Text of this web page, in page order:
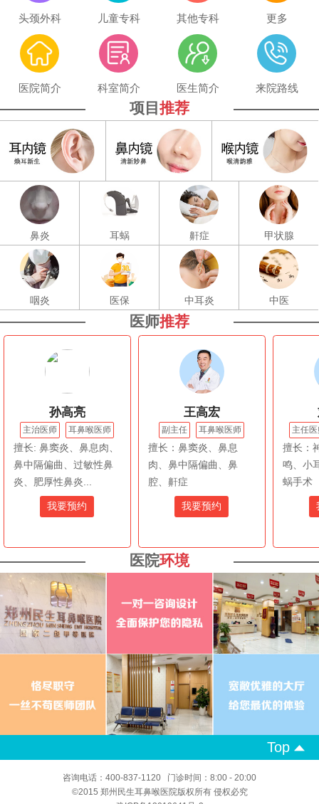
头颈外科 儿童专科 其他专科 更多
医院简介 科室简介 医生简介 来院路线
项目 推荐
鼻炎 耳蜗 鼾症 甲状腺
咽炎 医保 中耳炎 中医
医师推荐
孙高亮
主治医师 耳鼻喉医师
擅长: 鼻窦炎、鼻息肉、
鼻中隔偏曲、过敏性鼻
炎、肥厚性鼻炎...
我要预约
王高宏
副主任 耳鼻喉医师
擅长：鼻窦炎、鼻息
肉、鼻中隔偏曲、鼻
腔、鼾症
我要预约
主任
擅长：
鸣、小
蜗手术
医院环境
Top
咨询电话：400-837-1120 门诊时间：8:00 - 20:00
©2015 郑州民生耳鼻喉医院版权所有 侵权必究